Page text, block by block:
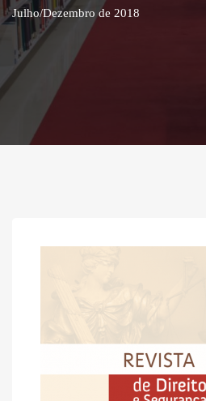
Julho/Dezembro de 2018